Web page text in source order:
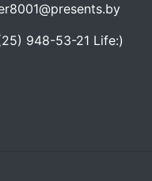
948-53-21 Life:)